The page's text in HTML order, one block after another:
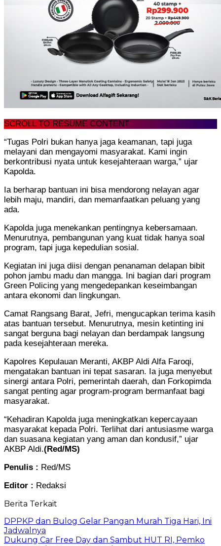
SCROLL TO RESUME CONTENT
“Tugas Polri bukan hanya jaga keamanan, tapi juga
melayani dan mengayomi masyarakat. Kami ingin
berkontribusi nyata untuk kesejahteraan warga,” ujar
Kapolda.
Ia berharap bantuan ini bisa mendorong nelayan agar
lebih maju, mandiri, dan memanfaatkan peluang yang
ada.
Kapolda juga menekankan pentingnya kebersamaan.
Menurutnya, pembangunan yang kuat tidak hanya soal
program, tapi juga kepedulian sosial.
Kegiatan ini juga diisi dengan penanaman delapan bibit
pohon jambu madu dan mangga. Ini bagian dari program
Green Policing yang mengedepankan keseimbangan
antara ekonomi dan lingkungan.
Camat Rangsang Barat, Jefri, mengucapkan terima kasih
atas bantuan tersebut. Menurutnya, mesin ketinting ini
sangat berguna bagi nelayan dan berdampak langsung
pada kesejahteraan mereka.
Kapolres Kepulauan Meranti, AKBP Aldi Alfa Faroqi,
mengatakan bantuan ini tepat sasaran. Ia juga menyebut
sinergi antara Polri, pemerintah daerah, dan Forkopimda
sangat penting agar program-program bermanfaat bagi
masyarakat.
“Kehadiran Kapolda juga meningkatkan kepercayaan
masyarakat kepada Polri. Terlihat dari antusiasme warga
dan suasana kegiatan yang aman dan kondusif,” ujar
AKBP Aldi.(Red/MS)
Penulis : Red/MS
Editor : Redaksi
Berita Terkait
DPPKP dan Bulog Gelar Pangan Murah Tiga Hari, Ini
Jadwalnya
Dukung Car Free Day dan Sambut HUT RI, Pemko